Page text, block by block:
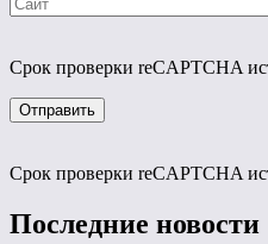
Срок проверки reCAPTCHA
Срок проверки reCAPTCHA
Последние новости